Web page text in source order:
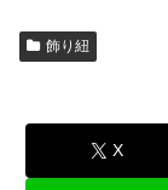
飾り紐
X